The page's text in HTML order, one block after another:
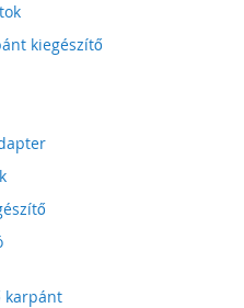
kiegészítő
karpánt